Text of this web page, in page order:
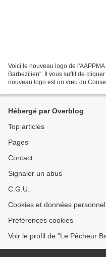
Voici le nouveau logo de
Barbezilien". Il vous suffit de
nouveau logo est un vœu du
Hébergé par Overblog
Top articles
Pages
Contact
Signaler un abus
C.G.U.
Cookies et données
Préférences cookies
Voir le profil de "Le Pêcheur